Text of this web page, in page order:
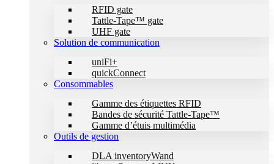
RFID gate
Tattle-Tape™ gate
UHF gate
Solution de communication
uniFi+
quickConnect
Consommables
Gamme des étiquettes RFID
Bandes de sécurité Tattle-Tape™
Gamme d’étuis multimédia
Outils de gestion
DLA inventoryWand